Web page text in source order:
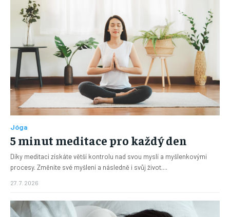
Jóga
5 minut meditace pro každý den
Díky meditaci získáte větší kontrolu nad svou myslí a myšlenkovými
procesy. Změníte své myšlení a následně i svůj život....
27. 7. 2026